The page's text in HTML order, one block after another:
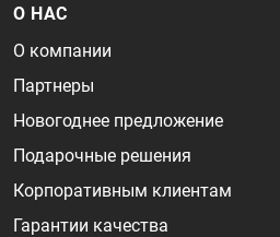
О НАС
О компании
Партнеры
Новогоднее предложение
Подарочные решения
Корпоративным клиентам
Гарантии качества